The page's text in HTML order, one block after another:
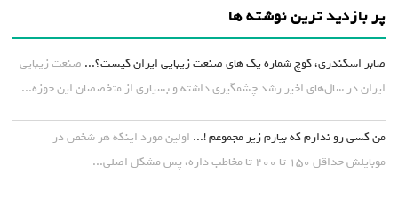
پر بازدید ترین نوشته ها
صابر اسکندری، کوچ شماره یک های صنعت زیبایی ایران کیست؟... صنعت زیبایی
ایران در سال‌های اخیر رشد چشمگیری داشته و بسیاری از متخصصان این حوزه...
من کسی رو ندارم که بیارم زیر مجموعم !... اولین مورد اینکه هر شخص در
موبایلش حداقل ۱۵۰ تا ۲۰۰ تا مخاطب داره، پس مشکل اصلی...